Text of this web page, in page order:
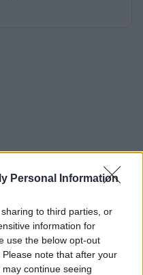
Personal Information
to third parties, or
information for
use the below opt-out
note that after your
continue seeing